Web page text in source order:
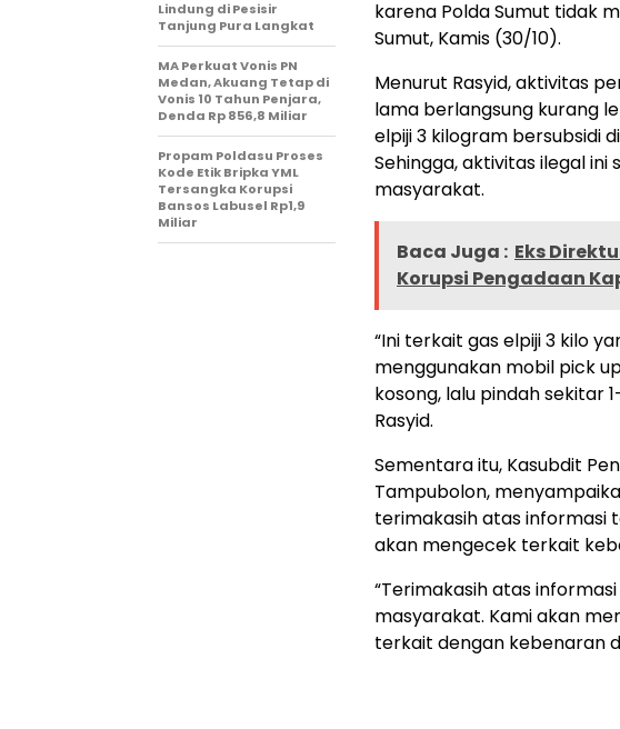
karena Polda Sumut tidak
Sumut, Kamis (30/10).
Menurut Rasyid, aktivitas
lama berlangsung kurang
elpiji 3 kilogram bersubsidi
Sehingga, aktivitas ilegal
masyarakat.
Baca Juga : Eks
Korupsi Pengadaan
“Ini terkait gas elpiji 3 kilo
menggunakan mobil pick
kosong, lalu pindah sekitar
Rasyid.
Sementara itu, Kasubdit
Tampubolon,
terimakasih atas informasi
akan mengecek terkait
“Terimakasih atas
masyarakat. Kami akan
terkait dengan kebenaran
Lindung di Pesisir
Tanjung Pura Langkat
MA Perkuat Vonis PN
Medan, Akuang Tetap di
Vonis 10 Tahun Penjara,
Denda Rp 856,8 Miliar
Propam Poldasu Proses
Kode Etik Bripka YML
Tersangka Korupsi
Bansos Labusel Rp1,9
Miliar